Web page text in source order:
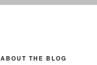
ABOUT THE BLOG